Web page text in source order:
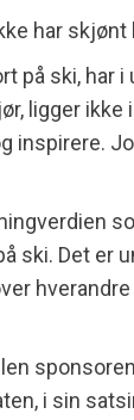
har
på ski, har
ligger
inspirere.
ski. Det er
i sin